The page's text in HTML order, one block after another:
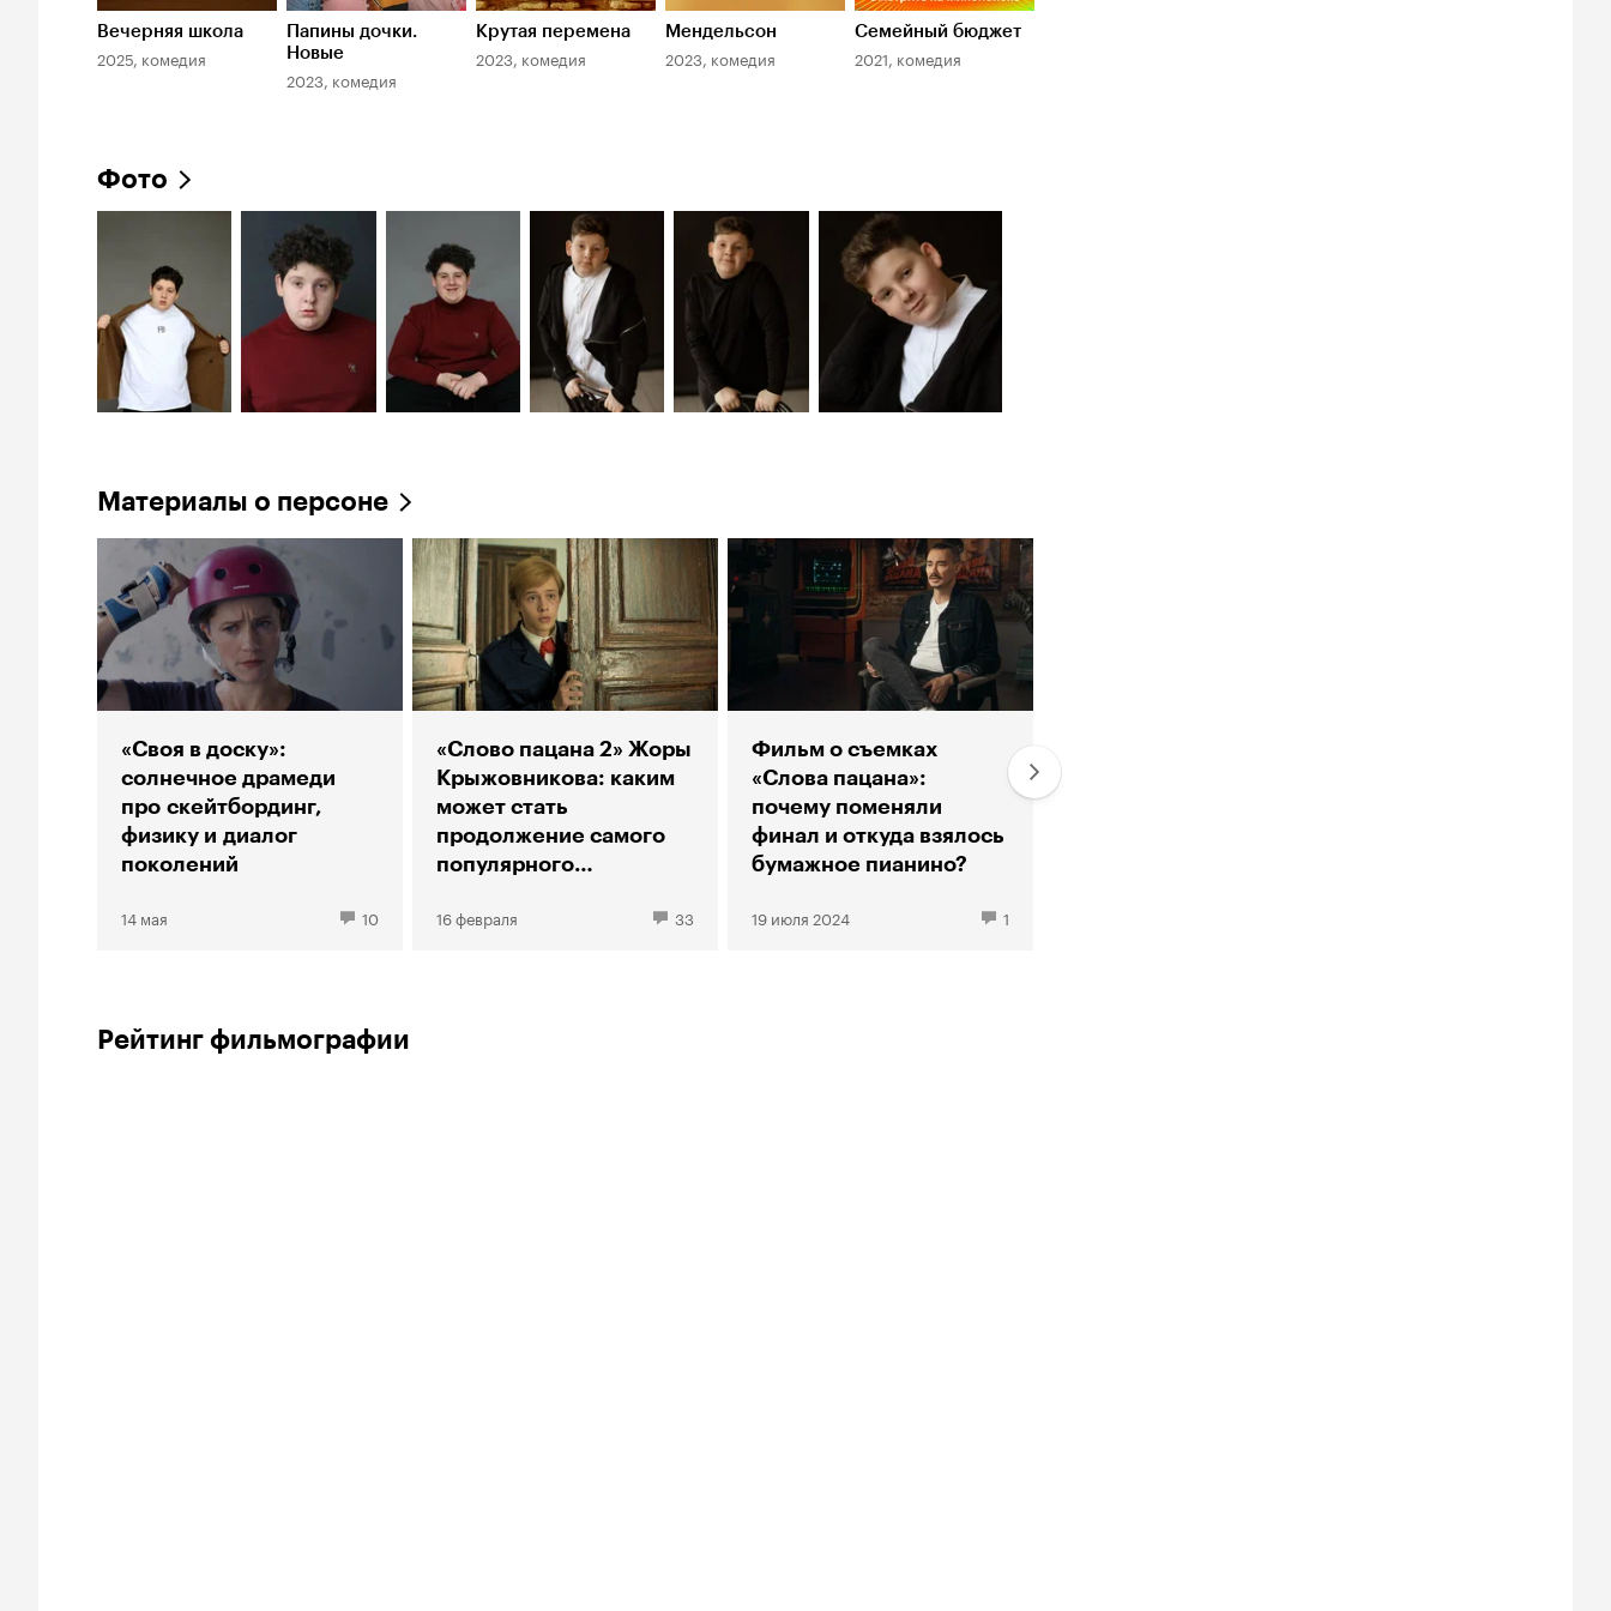
Вечерняя школа
2025, комедия
Папины дочки.
Новые
2023, комедия
Крутая перемена
2023, комедия
Мендельсон
2023, комедия
Семейный бюджет
2021, комедия
Фото
Материалы о персоне
«Своя в доску»:
солнечное драмеди
про скейтбординг,
физику и диалог
поколений
14 мая 10
«Слово пацана 2» Жоры
Крыжовникова: каким
может стать
продолжение самого
популярного
16 февраля 33
Фильм о съемках
«Слова пацана»:
почему поменяли
финал и откуда взялось
бумажное пианино?
19 июля 2024 1
Рейтинг фильмографии